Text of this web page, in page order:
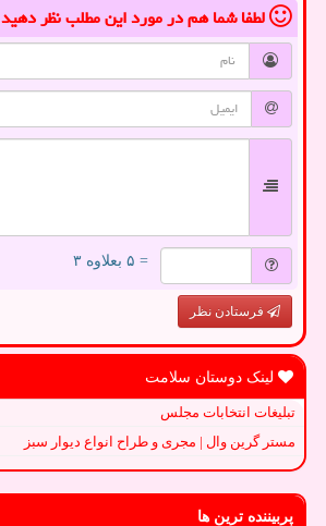
لطفا شما همدر مورد این مطلبنظر دهید
= ۵ بعلاوه ۳
فرستادن نظر
لینک دوستان سلامت
تبلیغات انتخابات مجلس
مستر گرین وال | مجری و طراح انواع دیوار سبز
پربیننده ترین ها